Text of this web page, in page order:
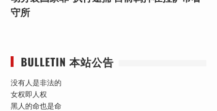
守所
BULLETIN 本站公告
没有人是非法的
女权即人权
黑人的命也是命